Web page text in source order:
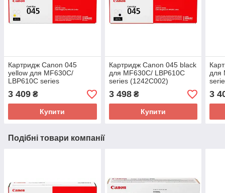
Картридж Canon 045
yellow для MF630C/
LBP610C series
(1239C002)
3 409 ₴
Купити
Картридж Canon 045 black
для MF630C/ LBP610C
series (1242C002)
3 498₴
Купити
для
3
Подібні товари компанії